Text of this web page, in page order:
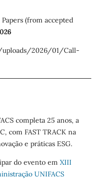
(from accepted
2026/01/Call-
completa 25 anos, a
com FAST TRACK na
e práticas ESG.
do evento em XIII
UNIFACS